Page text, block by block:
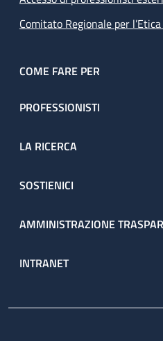
Comitato Regionale per
COME FARE PER
PROFESSIONISTI
LA RICERCA
SOSTIENICI
AMMINISTRAZIONE
INTRANET